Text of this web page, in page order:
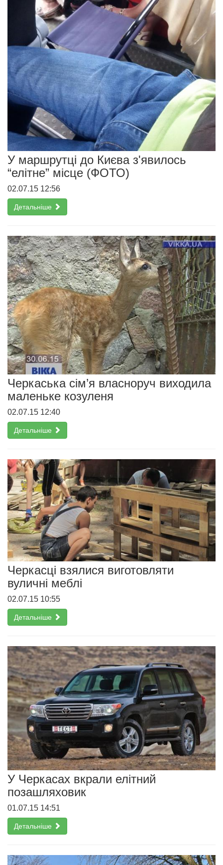
У маршрутці до Києва з'явилось
“елітне” місце (ФОТО)
02.07.15 12:56
Детальніше
Черкаська сім’я власноруч виходила
маленьке козуленя
02.07.15 12:40
Детальніше
Черкасці взялися виготовляти
вуличні меблі
02.07.15 10:55
Детальніше
У Черкасах вкрали елітний
позашляховик
01.07.15 14:51
Детальніше